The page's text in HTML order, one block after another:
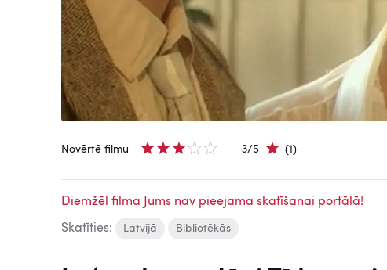
Novērtē filmu 3/5 (1)
Diemžēl filma Jums nav pieejama skatīšanai portālā!
Skatīties: Latvijā Bibliotēkās